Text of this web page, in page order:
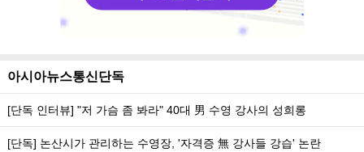
아시아뉴스통신단독
[단독 인터뷰] "저 가슴 좀 봐라" 40대 男 수영 강사의 성희롱
[단독] 논산시가 관리하는 수영장, '자격증 無 강사들 강습' 논란